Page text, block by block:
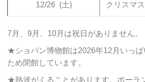
12/26 (土) クリスマ
7月、9月、10月は祝日がありません。
★ショパン博物館は2026年12月いっ
ため閉館しています。
★熱波がくることがあります。ポーラ